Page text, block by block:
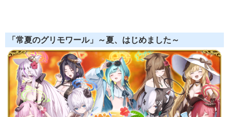
「常夏のグリモワール」～夏、はじめました～